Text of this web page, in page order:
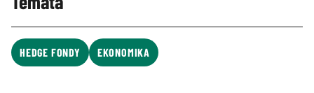
HEDGE FONDY EKONOMIKA